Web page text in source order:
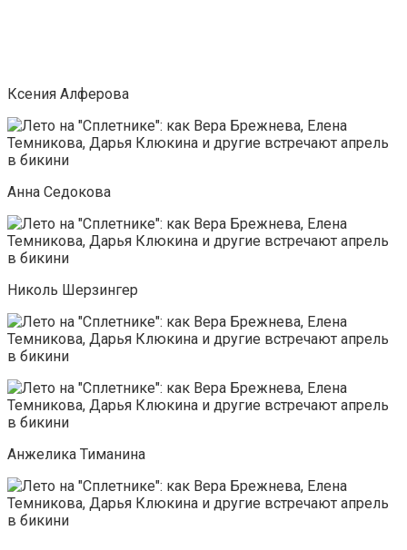
Ксения Алферова
Анна Седокова
Николь Шерзингер
Анжелика Тиманина